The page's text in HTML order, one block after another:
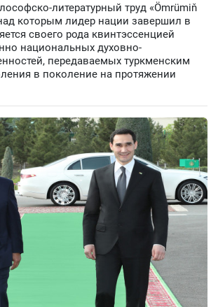
литературный труд «Ömrümiň
которым лидер нации завершил в
своего рода квинтэссенцией
национальных духовно-
передаваемых туркменским
в поколение на протяжении